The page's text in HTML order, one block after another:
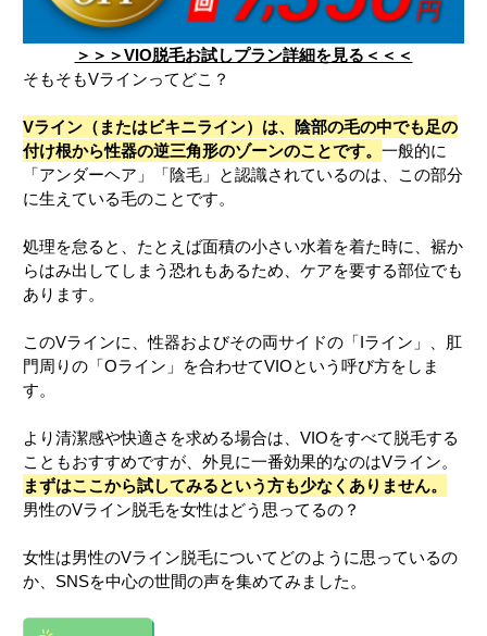
＞＞＞VIO脱毛お試しプラン詳細を見る＜＜＜
そもそもVラインってどこ？
Vライン（またはビキニライン）は、陰部の毛の中でも足の
付け根から性器の逆三角形のゾーンのことです。 一般的に
「アンダーヘア」「陰毛」と認識されているのは、この部分
に生えている毛のことです。
処理を怠ると、たとえば面積の小さい水着を着た時に、裾か
らはみ出してしまう恐れもあるため、ケアを要する部位でも
あります。
このVラインに、性器およびその両サイドの「Iライン」、肛
門周りの「Oライン」を合わせてVIOという呼び方をしま
す。
より清潔感や快適さを求める場合は、VIOをすべて脱毛する
こともおすすめですが、外見に一番効果的なのはVライン。
まずはここから試してみるという方も少なくありません。
男性のVライン脱毛を女性はどう思ってるの？
女性は男性のVライン脱毛についてどのように思っているの
か、SNSを中心の世間の声を集めてみました。